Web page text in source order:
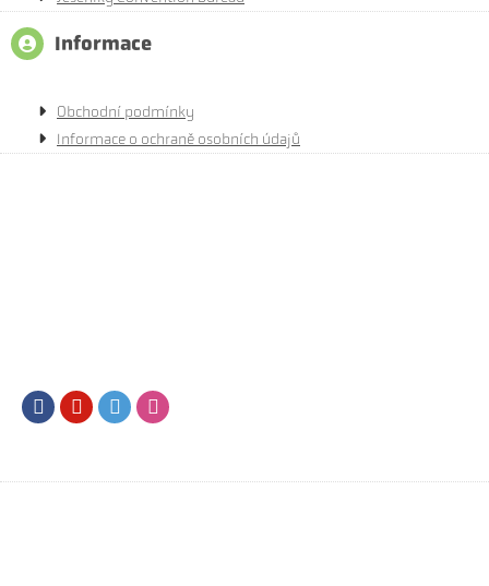
Informace
Obchodní podmínky
Informace o ochraně osobních údajů
FacebookYoutubeTwitter